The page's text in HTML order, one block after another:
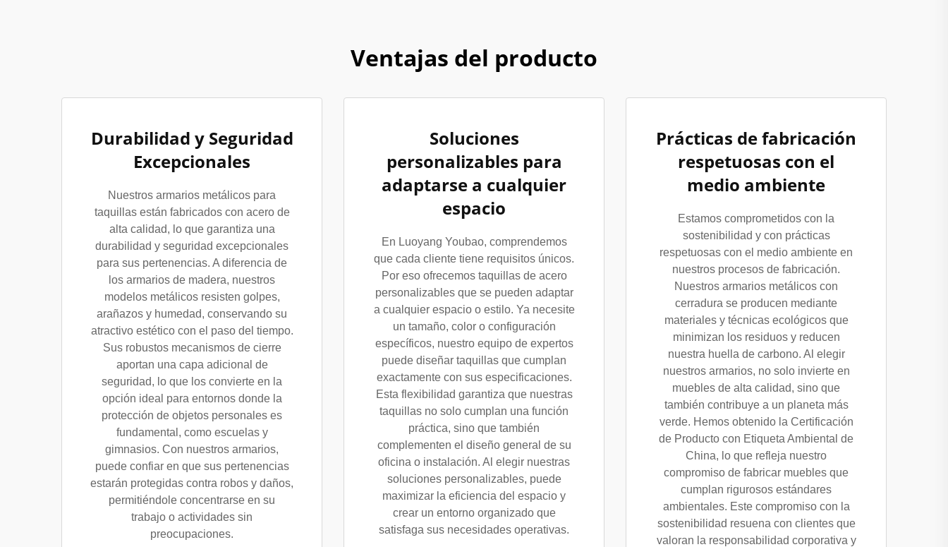
Ventajas del producto
Durabilidad y Seguridad
Excepcionales
Nuestros armarios metálicos para
taquillas están fabricados con acero de
alta calidad, lo que garantiza una
durabilidad y seguridad excepcionales
para sus pertenencias. A diferencia de
los armarios de madera, nuestros
modelos metálicos resisten golpes,
arañazos y humedad, conservando su
atractivo estético con el paso del tiempo.
Sus robustos mecanismos de cierre
aportan una capa adicional de
seguridad, lo que los convierte en la
opción ideal para entornos donde la
protección de objetos personales es
fundamental, como escuelas y
gimnasios. Con nuestros armarios,
puede confiar en que sus pertenencias
estarán protegidas contra robos y daños,
permitiéndole concentrarse en su
trabajo o actividades sin
preocupaciones.
Soluciones
personalizables para
adaptarse a cualquier
espacio
En Luoyang Youbao, comprendemos
que cada cliente tiene requisitos únicos.
Por eso ofrecemos taquillas de acero
personalizables que se pueden adaptar
a cualquier espacio o estilo. Ya necesite
un tamaño, color o configuración
específicos, nuestro equipo de expertos
puede diseñar taquillas que cumplan
exactamente con sus especificaciones.
Esta flexibilidad garantiza que nuestras
taquillas no solo cumplan una función
práctica, sino que también
complementen el diseño general de su
oficina o instalación. Al elegir nuestras
soluciones personalizables, puede
maximizar la eficiencia del espacio y
crear un entorno organizado que
satisfaga sus necesidades operativas.
Prácticas de fabricación
respetuosas con el
medio ambiente
Estamos comprometidos con la
sostenibilidad y con prácticas
respetuosas con el medio ambiente en
nuestros procesos de fabricación.
Nuestros armarios metálicos con
cerradura se producen mediante
materiales y técnicas ecológicos que
minimizan los residuos y reducen
nuestra huella de carbono. Al elegir
nuestros armarios, no solo invierte en
muebles de alta calidad, sino que
también contribuye a un planeta más
verde. Hemos obtenido la Certificación
de Producto con Etiqueta Ambiental de
China, lo que refleja nuestro
compromiso de fabricar muebles que
cumplan rigurosos estándares
ambientales. Este compromiso con la
sostenibilidad resuena con clientes que
valoran la responsabilidad corporativa y